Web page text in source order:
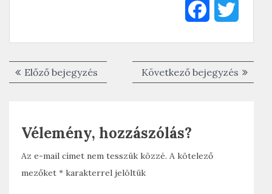
c
e
o
i
t
Bejegyzés
navigáció
Előző bejegyzés
bejegyzés:
Következő bejegyzés
Vélemény, hozzászólás?
Az e-mail címet nem tesszük közzé. A kötelező
mezőket * karakterrel jelöltük